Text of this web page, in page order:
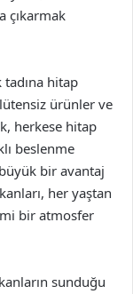
çıkarmak
hitap
ürünler ve
herkese hitap
beslenme
bir avantaj
her yaştan
bir atmosfer
sunduğu